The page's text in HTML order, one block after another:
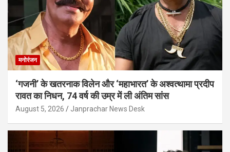
मनोरंजन
‘गजनी’ के खतरनाक विलेन और ‘महाभारत’ के अश्वत्थामा प्रदीप
रावत का निधन, 74 वर्ष की उम्र में ली अंतिम सांस
August 5, 2026 Janprachar News Desk